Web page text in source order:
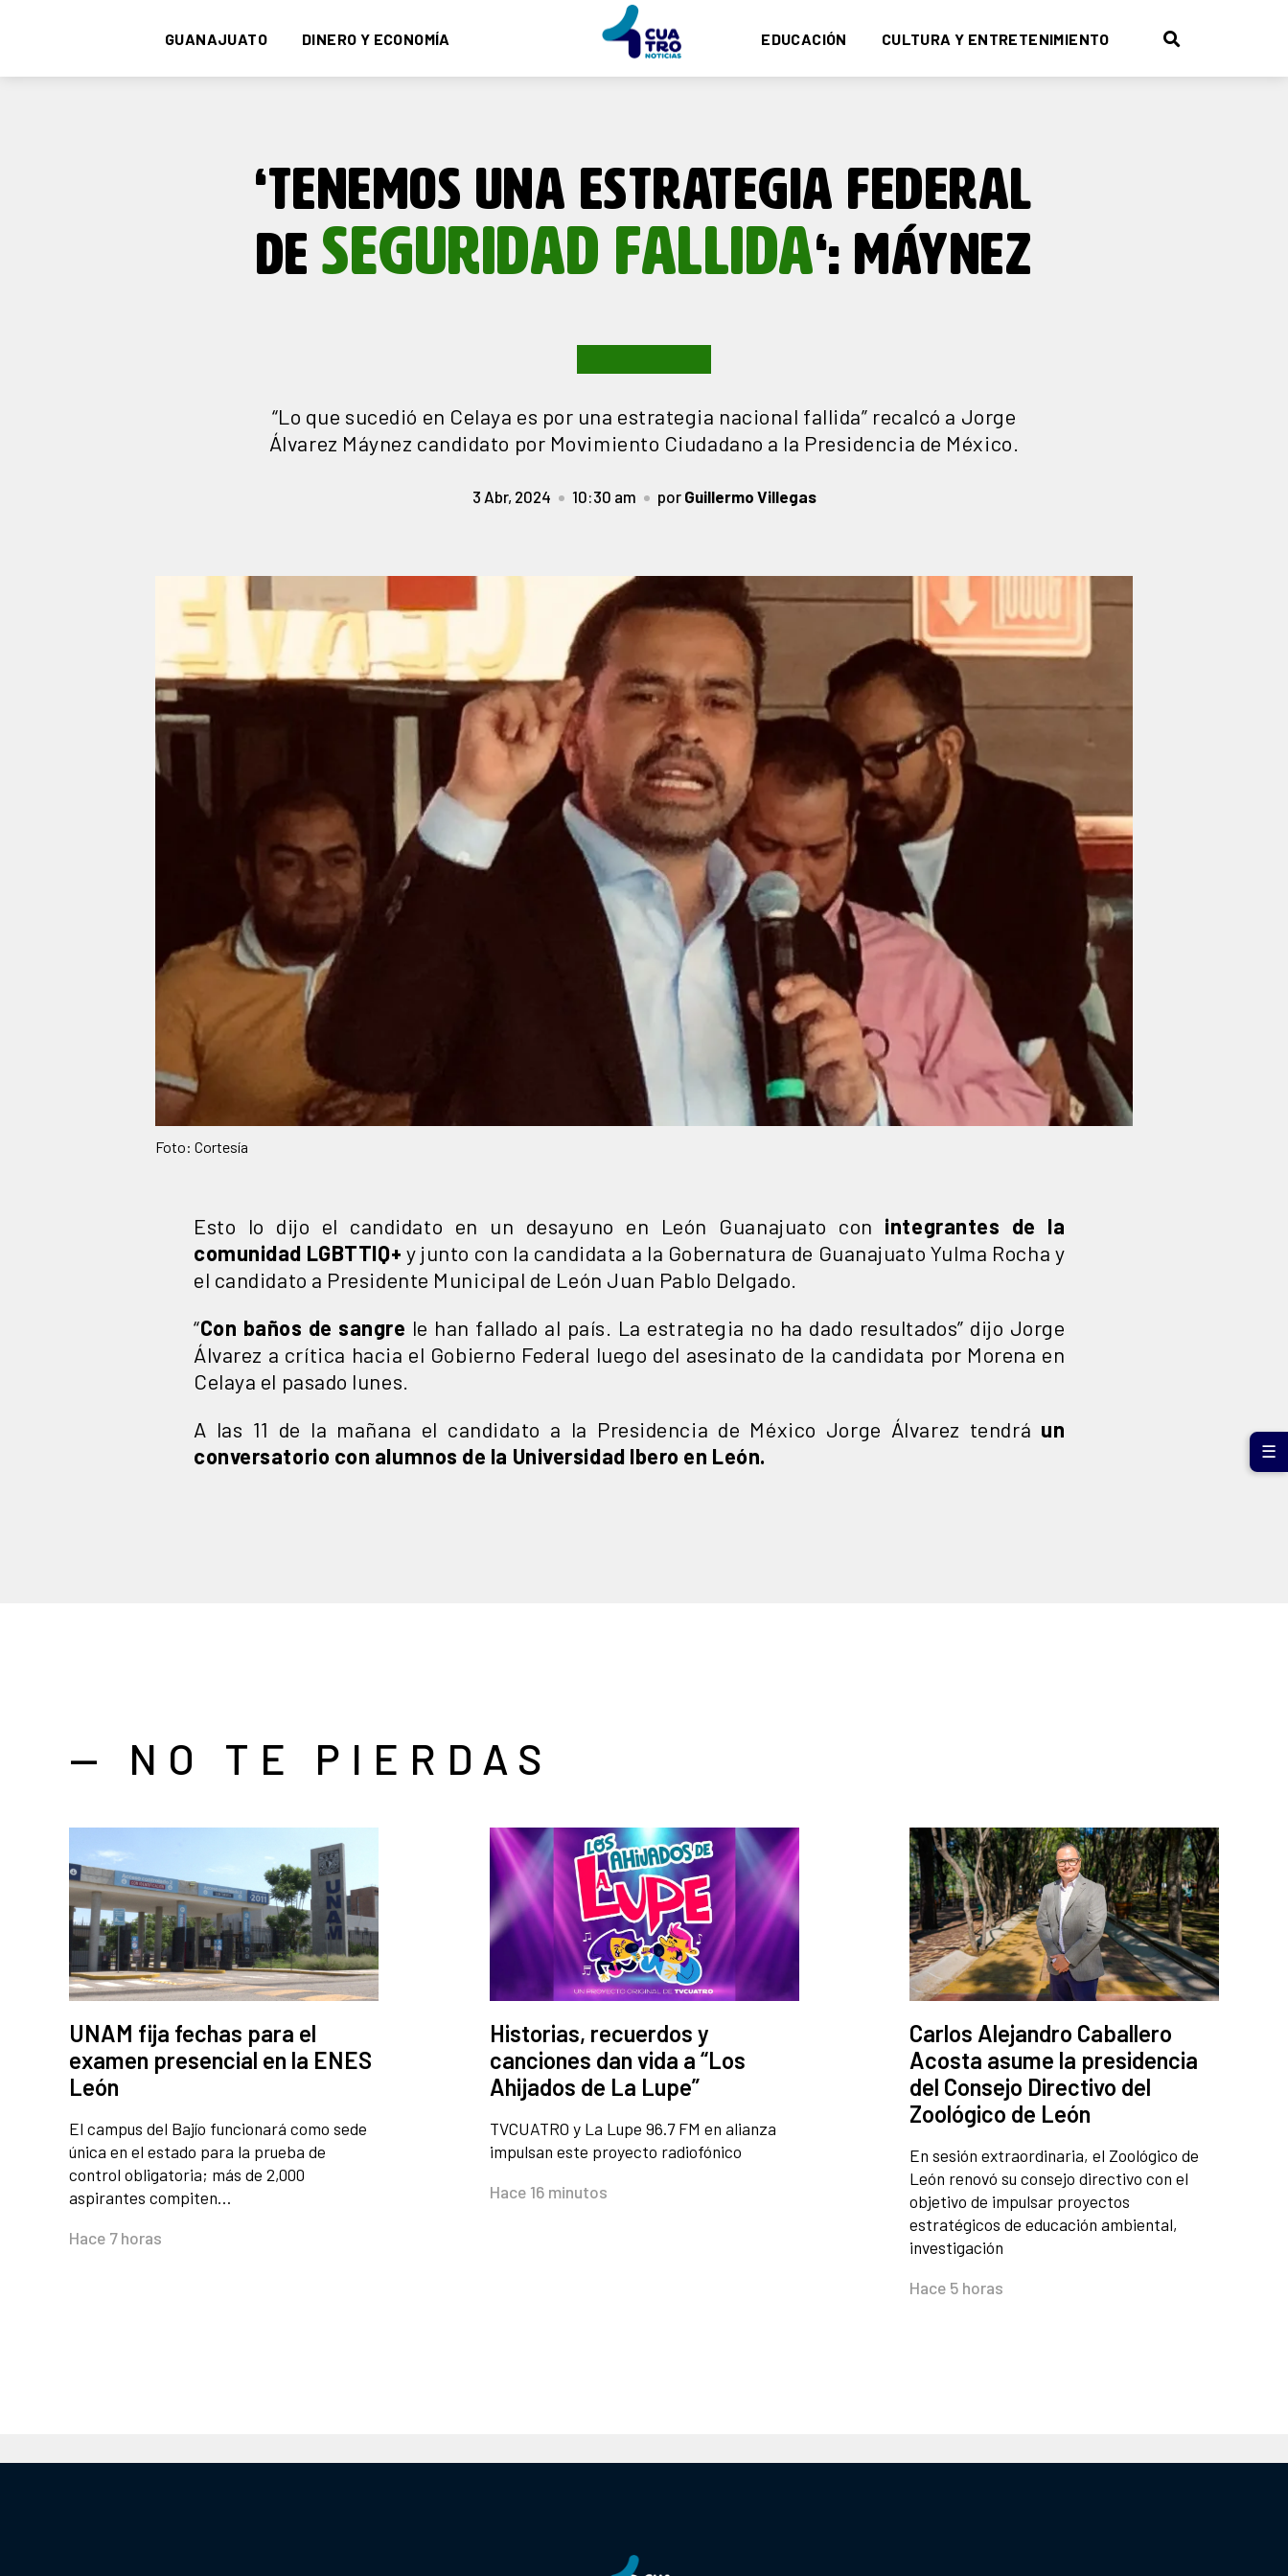
GUANAJUATO DINERO Y ECONOMÍA EDUCACIÓN CULTURA Y ENTRETENIMIENTO
‘TENEMOS UNA ESTRATEGIA FEDERAL
DESEGURIDAD FALLIDA‘: MÁYNEZ
“Lo que sucedió en Celaya es por una estrategia nacional fallida” recalcó a Jorge
Álvarez Máynez candidato por Movimiento Ciudadano a la Presidencia de México.
3 Abr, 2024 10:30 am por Guillermo Villegas
Foto: Cortesía
Esto lo dijo el candidato en un desayuno en León Guanajuato con integrantes de la
comunidad LGBTTIQ+ y junto con la candidata a la Gobernatura de Guanajuato Yulma Rocha y
el candidato a Presidente Municipal de León Juan Pablo Delgado.
“Con baños de sangre le han fallado al país. La estrategia no ha dado resultados” dijo Jorge
Álvarez a crítica hacia el Gobierno Federal luego del asesinato de la candidata por Morena en
Celaya el pasado lunes.
A las 11 de la mañana el candidato a la Presidencia de México Jorge Álvarez tendrá un
conversatorio con alumnos de la Universidad Ibero en León.
— NO TE PIERDAS
UNAM fija fechas para el
examen presencial en la ENES
León
El campus del Bajío funcionará como sede
única en el estado para la prueba de
control obligatoria; más de 2,000
aspirantes compiten…
Hace 7 horas
Historias, recuerdos y
canciones dan vida a “Los
Ahijados de La Lupe”
TVCUATRO y La Lupe 96.7 FM en alianza
impulsan este proyecto radiofónico
Hace 16 minutos
Carlos Alejandro Caballero
Acosta asume la presidencia
del Consejo Directivo del
Zoológico de León
En sesión extraordinaria, el Zoológico de
León renovó su consejo directivo con el
objetivo de impulsar proyectos
estratégicos de educación ambiental,
investigación
Hace 5 horas
☰